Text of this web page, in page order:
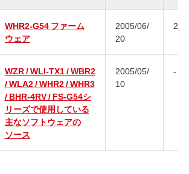
WHR2-G54 ファーム
ウェア
2005/06/
20
WZR / WLI-TX1 / WBR2
/ WLA2 / WHR2 / WHR3
/ BHR-4RV / FS-G54シ
リーズで使用している
主なソフトウェアの
ソース
2005/05/
10
-